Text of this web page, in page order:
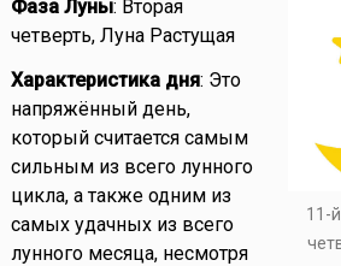
11-
Фаза Луны: Вторая
четверть, Луна Растущая
Характеристика дня: Это
напряжённый день,
который считается самым
сильным из всего лунного
цикла, а также одним из
самых удачных из всего
лунного месяца, несмотря